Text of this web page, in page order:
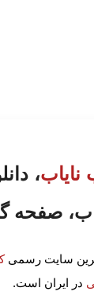
نایاب،
صفحه
سایت رسمی
در ایران است.